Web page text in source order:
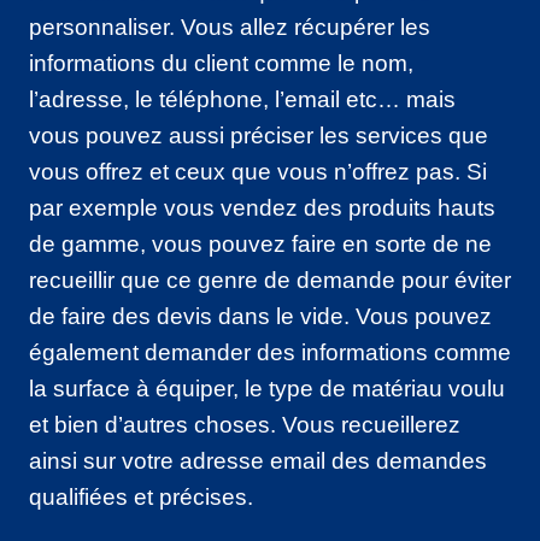
personnaliser. Vous allez récupérer les
informations du client comme le nom,
l’adresse, le téléphone, l’email etc… mais
vous pouvez aussi préciser les services que
vous offrez et ceux que vous n’offrez pas. Si
par exemple vous vendez des produits hauts
de gamme, vous pouvez faire en sorte de ne
recueillir que ce genre de demande pour éviter
de faire des devis dans le vide. Vous pouvez
également demander des informations comme
la surface à équiper, le type de matériau voulu
et bien d’autres choses. Vous recueillerez
ainsi sur votre adresse email des demandes
qualifiées et précises.